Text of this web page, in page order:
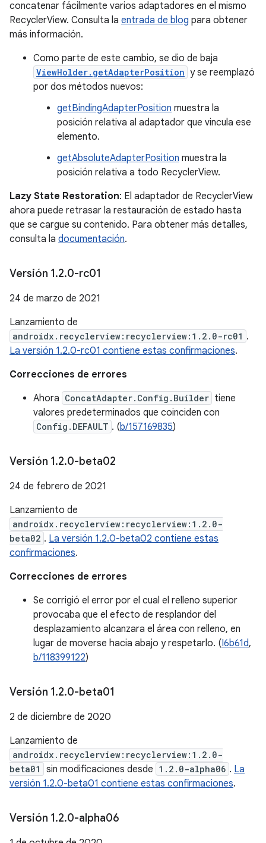
concatenar fácilmente varios adaptadores en el mismo
RecyclerView. Consulta la entrada de blog para obtener
más información.
Como parte de este cambio, se dio de baja
ViewHolder.getAdapterPosition y se reemplazó
por dos métodos nuevos:
getBindingAdapterPosition muestra la
posición relativa al adaptador que vincula ese
elemento.
getAbsoluteAdapterPosition muestra la
posición relativa a todo RecyclerView.
Lazy State Restoration: El adaptador de RecyclerView
ahora puede retrasar la restauración de estado hasta
que se cargue su contenido. Para obtener más detalles,
consulta la documentación.
Versión 1.2.0-rc01
24 de marzo de 2021
Lanzamiento de
androidx.recyclerview:recyclerview:1.2.0-rc01 .
La versión 1.2.0-rc01 contiene estas confirmaciones.
Correcciones de errores
Ahora ConcatAdapter.Config.Builder tiene
valores predeterminados que coinciden con
Config.DEFAULT . (b/157169835)
Versión 1.2.0-beta02
24 de febrero de 2021
Lanzamiento de
androidx.recyclerview:recyclerview:1.2.0-
beta02 . La versión 1.2.0-beta02 contiene estas
confirmaciones.
Correcciones de errores
Se corrigió el error por el cual el relleno superior
provocaba que el efecto de resplandor del
desplazamiento alcanzara el área con relleno, en
lugar de moverse hacia abajo y respetarlo. (I6b61d,
b/118399122)
Versión 1.2.0-beta01
2 de diciembre de 2020
Lanzamiento de
androidx.recyclerview:recyclerview:1.2.0-
beta01
sin modificaciones desde 1.2.0-alpha06 . La
versión 1.2.0-beta01 contiene estas confirmaciones.
Versión 1.2.0-alpha06